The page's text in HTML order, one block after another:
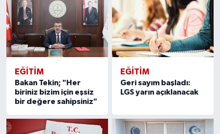
EĞITIM
Bakan Tekin; "Her
biriniz bizim için eşsiz
bir değere sahipsiniz"
EĞITIM
Geri sayım başladı:
LGS yarın açıklanacak